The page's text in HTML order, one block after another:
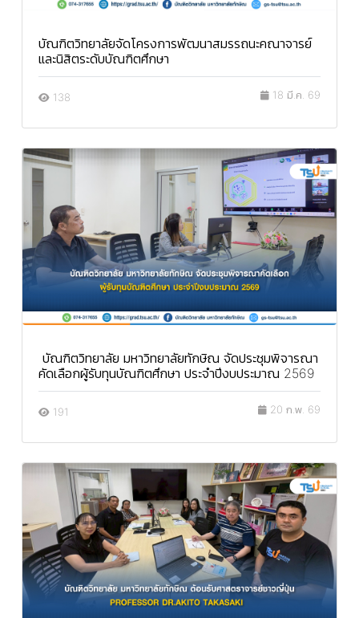
บัณฑิตวิทยาลัยจัดโครงการพัฒนาสมรรถนะคณาจารย์
และนิสิตระดับบัณฑิตศึกษา
138 18 มี.ค. 69
บัณฑิตวิทยาลัย มหาวิทยาลัยทักษิณ จัดประชุมพิจารณา
คัดเลือกผู้รับทุนบัณฑิตศึกษา ประจำปีงบประมาณ 2569
191 20 ก.พ. 69